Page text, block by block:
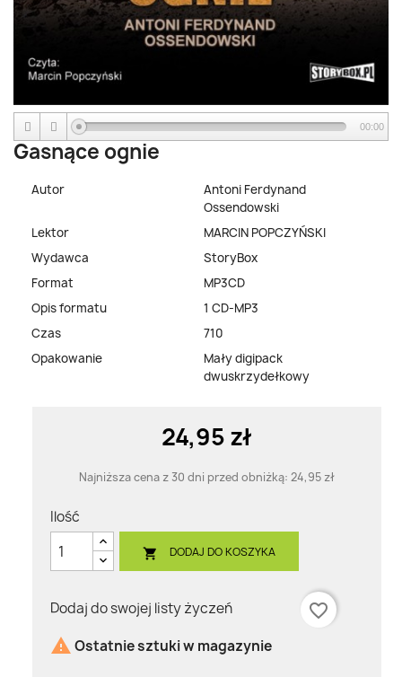
00:00
Gasnące ognie
Autor
Antoni Ferdynand
Ossendowski
Lektor
MARCIN POPCZYŃSKI
Wydawca
StoryBox
Format
MP3CD
Opis formatu
1 CD-MP3
Czas
710
Opakowanie
Mały digipack
dwuskrzydełkowy
24,95 zł
Najniższa cena z 30 dni przed obniżką: 24,95 zł
Ilość
 DODAJ DO KOSZYKA
Dodaj do swojej listy życzeń
favorite_border
 Ostatnie sztuki w magazynie